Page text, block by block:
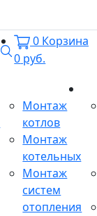
Поиск
0 Корзина
0 руб.
Монтаж
котлов
Монтаж
котельных
Монтаж
систем
отопления